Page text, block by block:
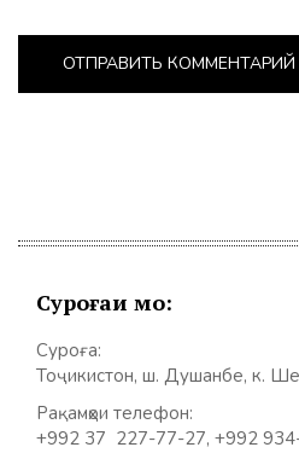
Суроғаи мо:
Суроға:
Тоҷикистон, ш. Душанбе, к.
Рақамҳои телефон:
+992 37 227-77-27, +992